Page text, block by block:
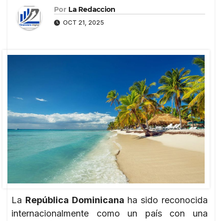
Por La Redaccion
OCT 21, 2025
La República Dominicana ha sido reconocida
internacionalmente como un país con una